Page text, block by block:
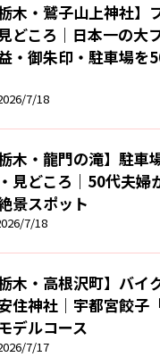
栃木・鷲子山上神社】
どころ｜日本一の大
・御朱印・駐車場を
7/18
栃木・龍門の滝】駐車
見どころ｜50代夫婦
景スポット
7/18
栃木・高根沢町】バイ
住神社｜宇都宮餃子
デルコース
7/17